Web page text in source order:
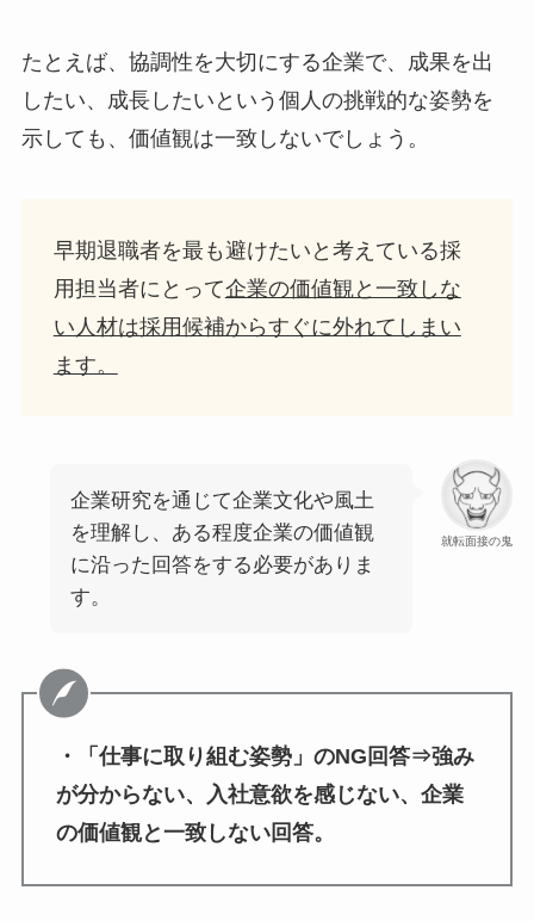
たとえば、協調性を大切にする企業で、成果を出
したい、成長したいという個人の挑戦的な姿勢を
示しても、価値観は一致しないでしょう。
早期退職者を最も避けたいと考えている採
用担当者にとって企業の価値観と一致しな
い人材は採用候補からすぐに外れてしまい
ます。
就転面接の鬼
企業研究を通じて企業文化や風土
を理解し、ある程度企業の価値観
に沿った回答をする必要がありま
す。
・「仕事に取り組む姿勢」のNG回答⇒強み
が分からない、入社意欲を感じない、企業
の価値観と一致しない回答。